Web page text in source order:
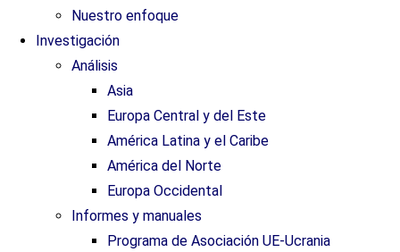
Nuestro enfoque
Investigación
Análisis
Asia
Europa Central y del Este
América Latina y el Caribe
América del Norte
Europa Occidental
Informes y manuales
Programa de Asociación UE-Ucrania